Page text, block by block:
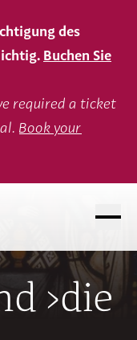
des
Buchen Sie
required a ticket
Book your
›die